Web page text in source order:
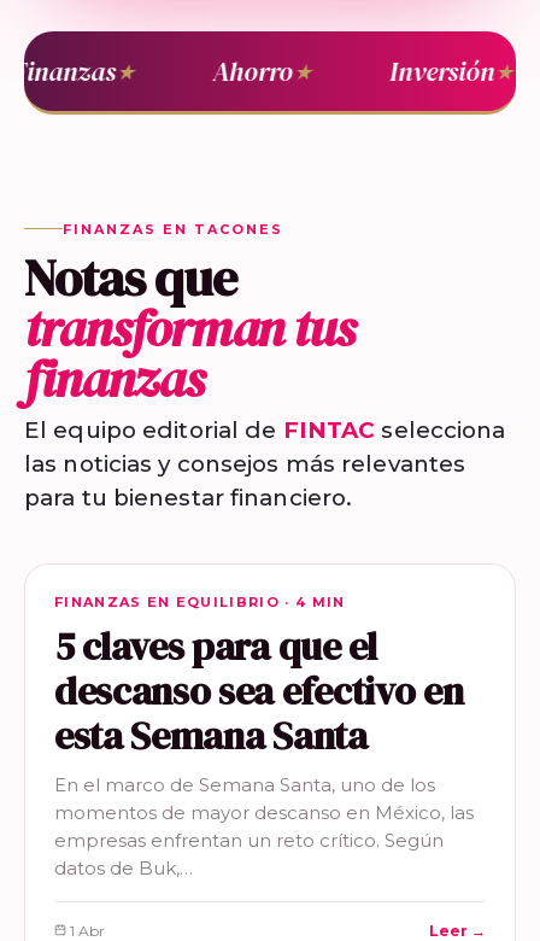
Finanzas★ Ahorro★ Inversión★
FINANZAS EN TACONES
Notas que
transforman tus
finanzas
El equipo editorial de FINTAC selecciona
las noticias y consejos más relevantes
para tu bienestar financiero.
FINANZAS EN EQUILIBRIO
FINANZAS EN EQUILIBRIO · 4 MIN
5 claves para que el
descanso sea efectivo en
esta Semana Santa
En el marco de Semana Santa, uno de los
momentos de mayor descanso en México, las
empresas enfrentan un reto crítico. Según
datos de Buk,…
1 Abr Leer →